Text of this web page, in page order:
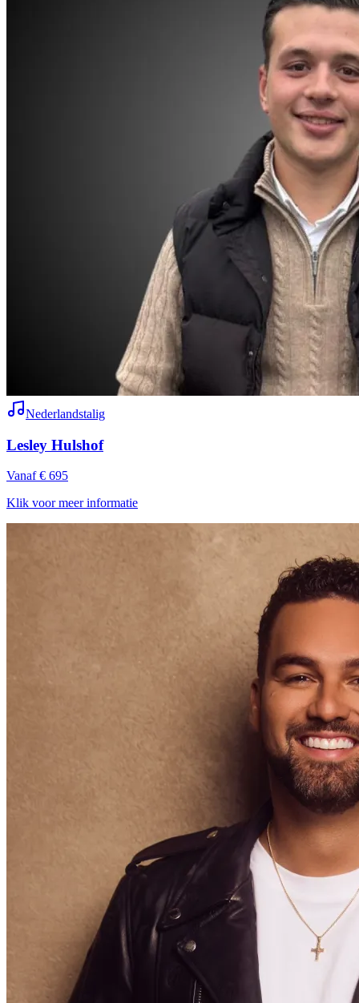
Nederlandstalig
Lesley Hulshof
Vanaf € 695
Klik voor meer informatie